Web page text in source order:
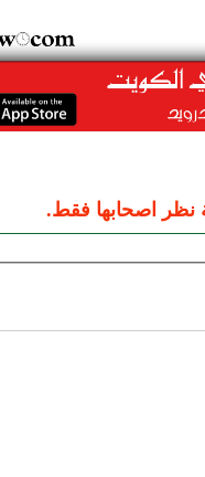
نظر اصحابها فقط.